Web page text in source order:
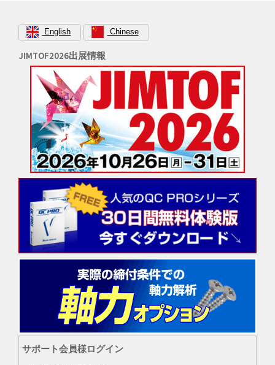
English Chinese
JIMTOF2026出展情報
サポート会員様ログイン